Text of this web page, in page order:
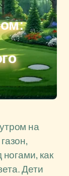
на
ногами, как
Дети